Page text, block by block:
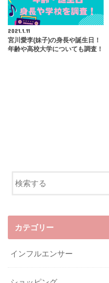
2021.1.11
宮川愛李(妹子)の身長や誕生日！
年齢や高校大学についても調査！
カテゴリー
インフルエンサー